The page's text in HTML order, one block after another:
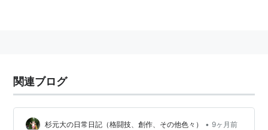
関連ブログ
杉元大の日常日記（格闘技、創作、その他色々） • 9ヶ月前